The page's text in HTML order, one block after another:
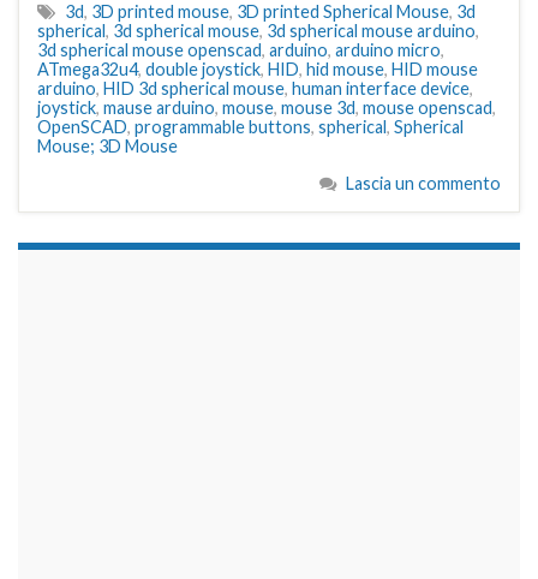
3d, 3D printed mouse, 3D printed Spherical Mouse, 3d
spherical, 3d spherical mouse, 3d spherical mouse arduino,
3d spherical mouse openscad, arduino, arduino micro,
ATmega32u4, double joystick, HID, hid mouse, HID mouse
arduino, HID 3d spherical mouse, human interface device,
joystick, mause arduino, mouse, mouse 3d, mouse openscad,
OpenSCAD, programmable buttons, spherical, Spherical
Mouse; 3D Mouse
Lascia un commento